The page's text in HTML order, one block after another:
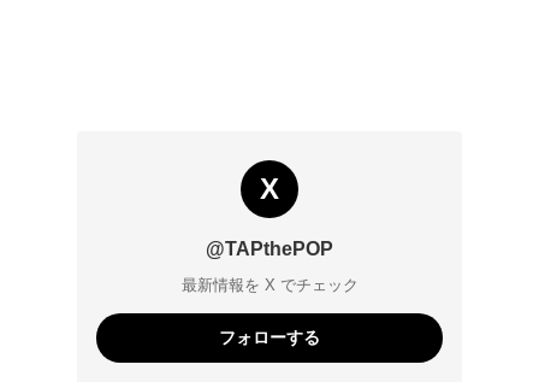
X
@TAPthePOP
最新情報を X でチェック
フォローする